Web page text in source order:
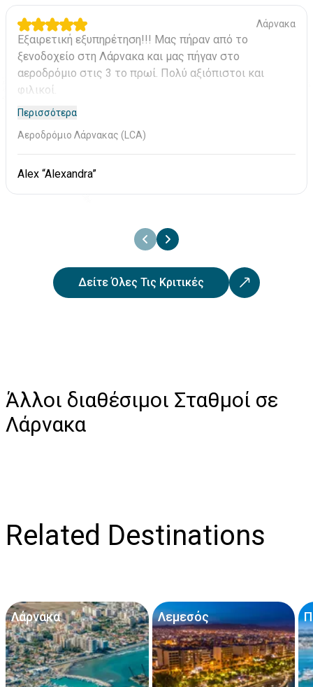
προσθέσετε επιπλέον παροχές, όπως παιδικό κάθισμα,
επιπλέον οδηγό κ.λπ.
Μετά την ολοκλήρωση της διαδικασίας, θα λάβετε την
επιβεβαίωση της κράτησής σας μέσω email.
Λάρνακα
Εξαιρετική εξυπηρέτηση!!! Μας πήραν από το
ξενοδοχείο στη Λάρνακα και μας πήγαν στο
αεροδρόμιο στις 3 το πρωί. Πολύ αξιόπιστοι και
φιλικοί.
Περισσότερα
Αεροδρόμιο Λάρνακας (LCA)
Alex “Alexandra”
Δείτε Όλες Τις Κριτικές
Άλλοι διαθέσιμοι Σταθμοί σε
Λάρνακα
Related Destinations
Λάρνακα Λεμεσός